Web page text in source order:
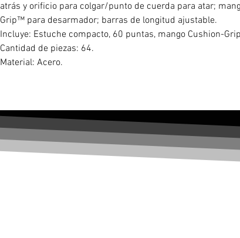
atrás y orificio para colgar/punto de cuerda para atar;
Grip™ para desarmador; barras de longitud ajustable.
Incluye: Estuche compacto, 60 puntas, mango Cushion-
Cantidad de piezas: 64.
Material: Acero.